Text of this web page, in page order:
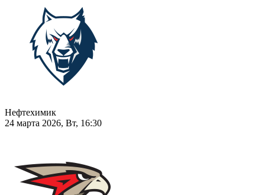
Нефтехимик
24 марта 2026, Вт, 16:30